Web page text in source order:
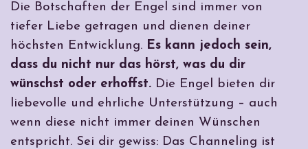
Die Botschaften der Engel sind immer von
tiefer Liebe getragen und dienen deiner
höchsten Entwicklung. Es kann jedoch sein,
dass du nicht nur das hörst, was du dir
wünschst oder erhoffst. Die Engel bieten dir
liebevolle und ehrliche Unterstützung – auch
wenn diese nicht immer deinen Wünschen
entspricht. Sei dir gewiss: Das Channeling ist